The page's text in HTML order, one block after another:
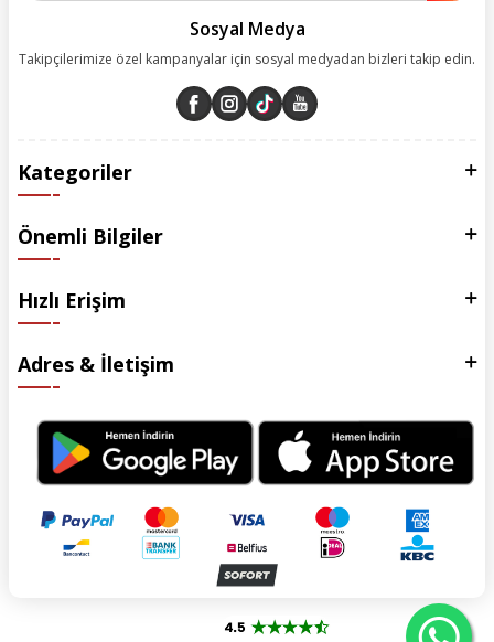
Sosyal Medya
Takipçilerimize özel kampanyalar için sosyal medyadan bizleri takip edin.
Kategoriler
Önemli Bilgiler
Hızlı Erişim
Adres & İletişim